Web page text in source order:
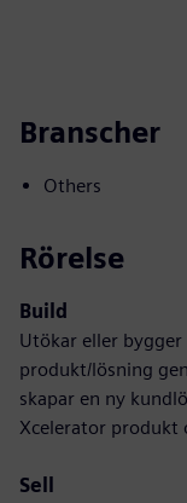
Branscher
Others
Rörelse
Build
Utökar eller bygger
produkt/lösning
skapar en ny
Xcelerator produkt
Sell